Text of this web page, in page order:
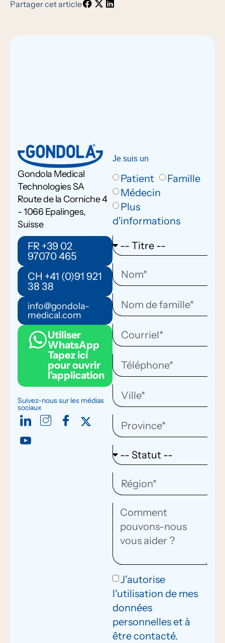
Partager cet article
Gondola Medical
Technologies SA
Route de la Corniche 4
- 1066 Epalinges,
Suisse
FR +39 02
97070 465
CH +41 (0)91 921
38 38
info@gondola-
medical.com
Utiliser
WhatsApp
Tapez ici
pour ouvrir
l'application
Suivez-nous sur les médias
sociaux
Je suis un
Patient
Famille
Médecin
Plus
d'informations
J'autorise
l'utilisation de mes
données
personnelles et à
être contacté.